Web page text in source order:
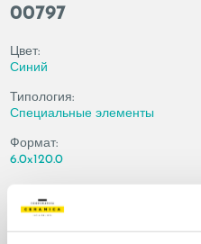
00797
Цвет:
Синий
Типология:
Специальные элементы
Формат:
6.0x120.0